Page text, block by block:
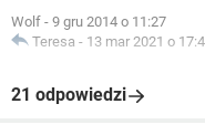
Wolf - 9 gru 2014 o 11:27
Teresa - 13 mar 2021 o
21 odpowiedzi